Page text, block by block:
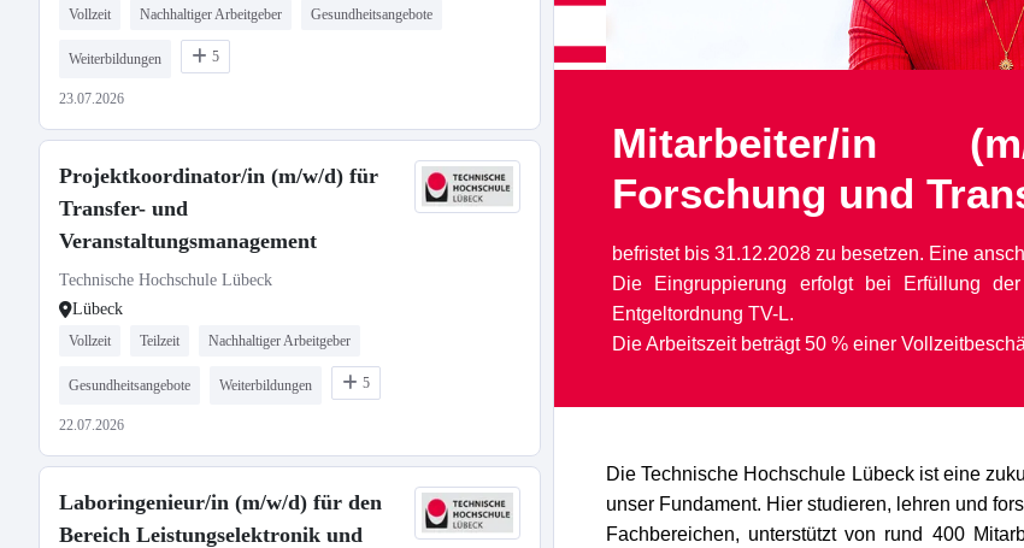
Vollzeit Nachhaltiger Arbeitgeber Gesundheitsangebote
Weiterbildungen 5
23.07.2026
Projektkoordinator/in (m/w/d) für
Transfer- und
Veranstaltungsmanagement
Technische Hochschule Lübeck
Lübeck
Vollzeit Teilzeit Nachhaltiger Arbeitgeber
Gesundheitsangebote Weiterbildungen 5
22.07.2026
Laboringenieur/in (m/w/d) für den
Bereich Leistungselektronik und